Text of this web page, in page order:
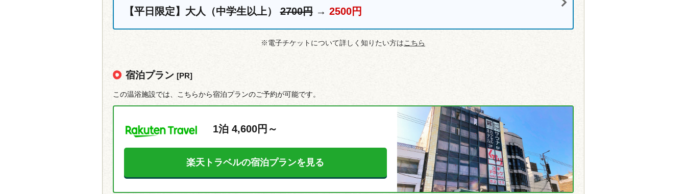
【平日限定】大人（中学生以上） 2700円→ 2500円
※電子チケットについて詳しく知りたい方はこちら
宿泊プラン [PR]
この温浴施設では、こちらから宿泊プランのご予約が可能です。
1泊 4,600円～
楽天トラベルの宿泊プランを見る